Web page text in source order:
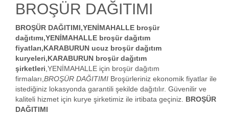
BROŞÜR DAĞITIMI
BROŞÜR DAĞITIMI,YENİMAHALLE broşür
dağıtımı,YENİMAHALLE broşür dağıtım
fiyatları,KARABURUN ucuz broşür dağıtım
kuryeleri,KARABURUN broşür dağıtım
şirketleri,YENİMAHALLE için broşür dağıtım
firmaları,BROŞÜR DAĞITIMI Broşürleriniz ekonomik fiyatlar ile
istediğiniz lokasyonda garantili şekilde dağıtılır. Güvenilir ve
kaliteli hizmet için kurye şirketimiz ile irtibata geçiniz. BROŞÜR
DAĞITIMI